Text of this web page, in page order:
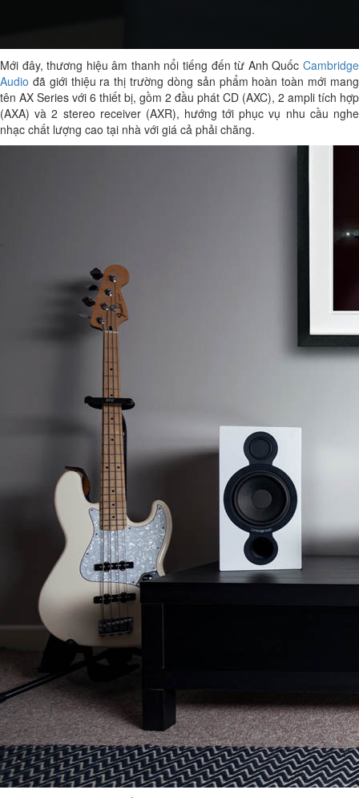
Mới đây, thương hiệu âm thanh nổi tiếng đến từ Anh Quốc Cambridge
Audio đã giới thiệu ra thị trường dòng sản phẩm hoàn toàn mới mang
tên AX Series với 6 thiết bị, gồm 2 đầu phát CD (AXC), 2 ampli tích hợp
(AXA) và 2 stereo receiver (AXR), hướng tới phục vụ nhu cầu nghe
nhạc chất lượng cao tại nhà với giá cả phải chăng.